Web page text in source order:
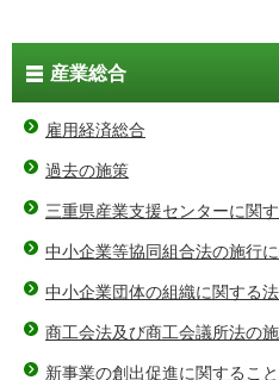
産業総合
雇用経済総合
過去の施策
三重県産業支援センターに関
中小企業等協同組合法の施行
中小企業団体の組織に関する
商工会法及び商工会議所法の
新事業の創出促進に関すること